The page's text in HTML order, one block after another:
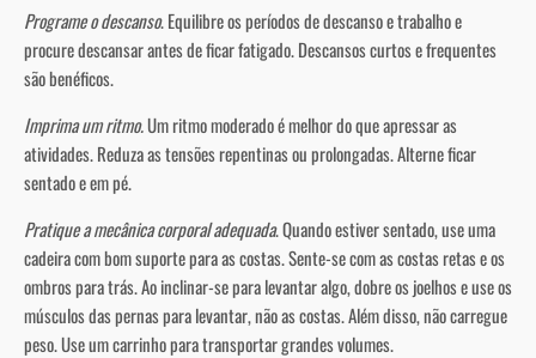
Programe o descanso. Equilibre os períodos de descanso e trabalho e
procure descansar antes de ficar fatigado. Descansos curtos e frequentes
são benéficos.
Imprima um ritmo.Um ritmo moderado é melhor do que apressar as
atividades. Reduza as tensões repentinas ou prolongadas. Alterne ficar
sentado e em pé.
Pratique a mecânica corporal adequada. Quando estiver sentado, use uma
cadeira com bom suporte para as costas. Sente-se com as costas retas e os
ombros para trás. Ao inclinar-se para levantar algo, dobre os joelhos e use os
músculos das pernas para levantar, não as costas. Além disso, não carregue
peso. Use um carrinho para transportar grandes volumes.